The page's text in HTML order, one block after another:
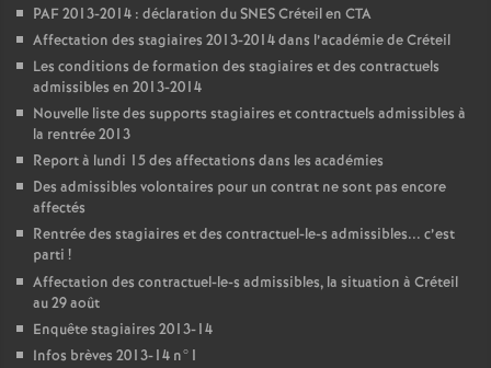
PAF2013-2014 : déclaration duSNESCréteil en CTA
Affectation des stagiaires 2013-2014 dans l’académie de Créteil
Les conditions de formation des stagiaires et des contractuels
admissibles en 2013-2014
Nouvelle liste des supports stagiaires et contractuels admissibles à
la rentrée 2013
Report à lundi 15 des affectations dans les académies
Des admissibles volontaires pour un contrat ne sont pas encore
affectés
Rentrée des stagiaires et des contractuel-le-s admissibles... c’est
parti !
Affectation des contractuel-le-s admissibles, la situation à Créteil
au 29 août
Enquête stagiaires 2013-14
Infos brèves 2013-14 n°1